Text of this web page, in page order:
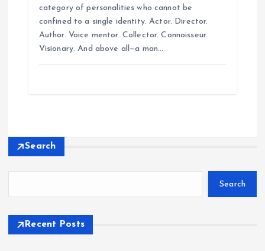
category of personalities who cannot be
confined to a single identity. Actor. Director.
Author. Voice mentor. Collector. Connoisseur.
Visionary. And above all—a man…
Search
Search
Recent Posts